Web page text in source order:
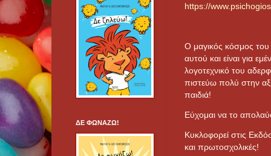
https://
Ο μαγικός κόσμος του
αυτού και είναι για
λογοτεχνικό του
πιστεύω πολύ στην
παιδιά!
Εύχομαι να το
Κυκλοφορεί στις
και πρωτοσχολικές!
ΔΕ ΦΩΝΑΖΩ!